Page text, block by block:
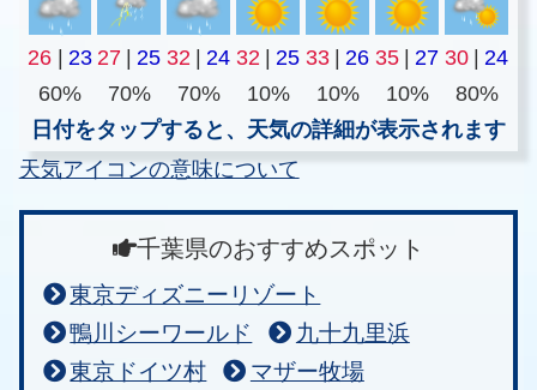
26 | 23 27 | 25 32 | 24 32 | 25 33 | 26 35 | 27 30 | 24
60%
70% 70% 10% 10% 10%
80%
日付をタップすると、天気の詳細が表示されます
天気アイコンの意味について
千葉県のおすすめスポット
東京ディズニーリゾート
鴨川シーワールド
九十九里浜
東京ドイツ村
マザー牧場